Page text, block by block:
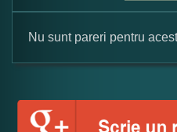
Formular pareri client
Numele dumneavoastra:
Nu sunt pareri pentru